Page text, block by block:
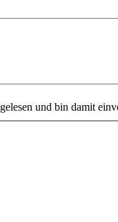
gelesen und bin damit